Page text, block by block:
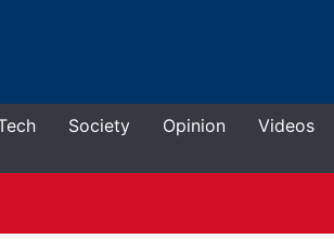
Society Opinion Videos